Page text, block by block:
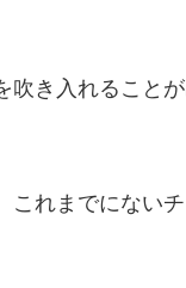
き入れること
れまでにない